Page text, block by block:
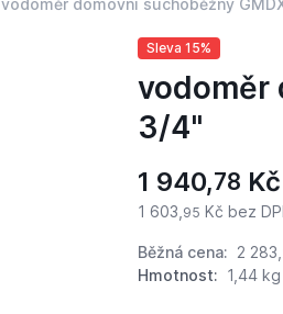
vodoměr domovní suchoběžný
Sleva 15%
vodoměr
3/4"
1 940,78
1 603, 95 Kč bez
Běžná cena: 2 283,
Hmotnost: 1,44 kg